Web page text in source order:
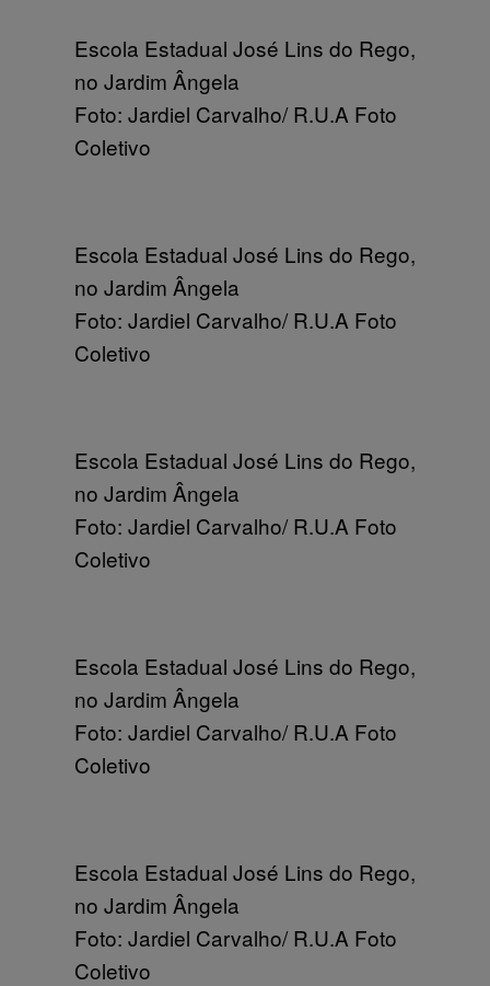
Escola Estadual José Lins do Rego,
no Jardim Ângela
Foto: Jardiel Carvalho/ R.U.A Foto
Coletivo
Escola Estadual José Lins do Rego,
no Jardim Ângela
Foto: Jardiel Carvalho/ R.U.A Foto
Coletivo
Escola Estadual José Lins do Rego,
no Jardim Ângela
Foto: Jardiel Carvalho/ R.U.A Foto
Coletivo
Escola Estadual José Lins do Rego,
no Jardim Ângela
Foto: Jardiel Carvalho/ R.U.A Foto
Coletivo
Escola Estadual José Lins do Rego,
no Jardim Ângela
Foto: Jardiel Carvalho/ R.U.A Foto
Coletivo